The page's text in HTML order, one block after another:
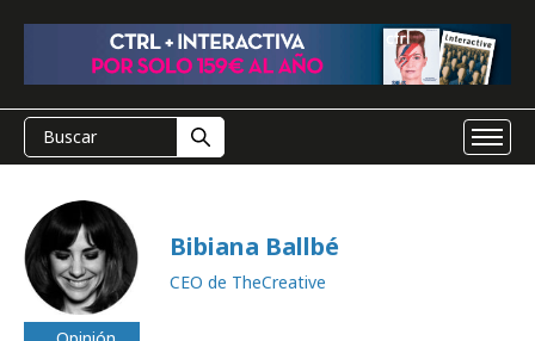
Bibiana Ballbé
CEO de TheCreative